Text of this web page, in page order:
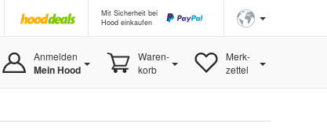
Mit Sicherheit bei
Hood einkaufen
Anmelden
Mein Hood
Waren-
korb
Merk-
zettel